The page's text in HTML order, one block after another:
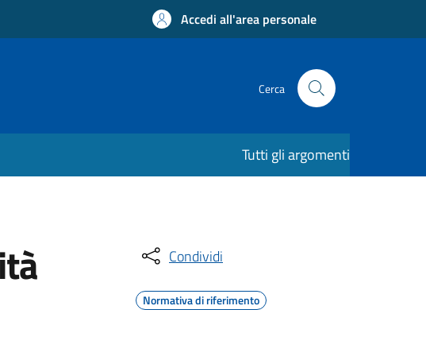
Accedi all'area personale
Cerca
Tutti gli argomenti
Condividi
Normativa di riferimento